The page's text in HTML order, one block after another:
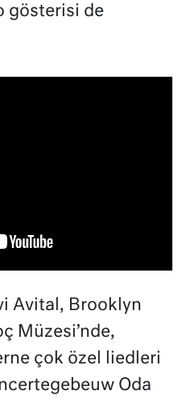
gösterisi de
Avital, Brooklyn
Müzesi’nde,
çok özel liedleri
Oda